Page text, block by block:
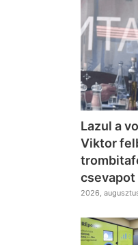
Lazul a
Viktor
2026,